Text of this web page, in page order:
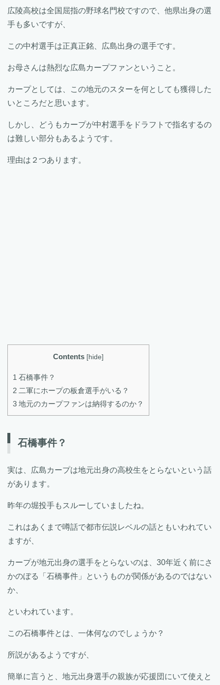
広陵高校は全国屈指の野球名門校ですので、他県出身の選
手も多いですが、
この中村選手は正真正銘、広島出身の選手です。
お母さんは熱烈な広島カープファンということ。
カープとしては、この地元のスターを何としても獲得した
いところだと思います。
しかし、どうもカープが中村選手をドラフトで指名するの
は難しい部分もあるようです。
理由は２つあります。
Contents [hide]
1 石橋事件？
2 二軍にホープの板倉選手がいる？
3 地元のカープファンは納得するのか？
石橋事件？
実は、広島カープは地元出身の高校生をとらないという話
があります。
昨年の堀投手もスルーしていましたね。
これはあくまで噂話で都市伝説レベルの話ともいわれてい
ますが、
カープが地元出身の選手をとらないのは、30年近く前にさ
かのぼる「石橋事件」というものが関係があるのではない
か、
といわれています。
この石橋事件とは、一体何なのでしょうか？
所説があるようですが、
簡単に言うと、地元出身選手の親族が応援団にいて使えと